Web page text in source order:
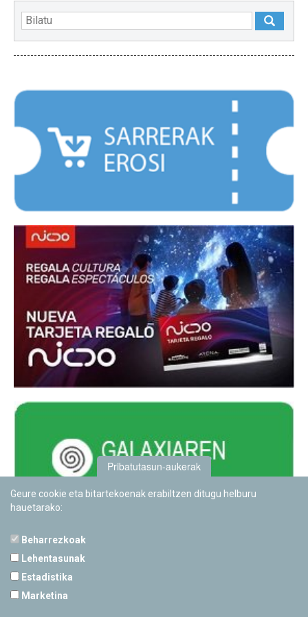
Pribatutasun-aukerak
Geure cookie eta bitartekoenak erabiltzen ditugu helburu
hauetarako:
Beharrezkoak
Lehentasunak
Estadistika
Marketina